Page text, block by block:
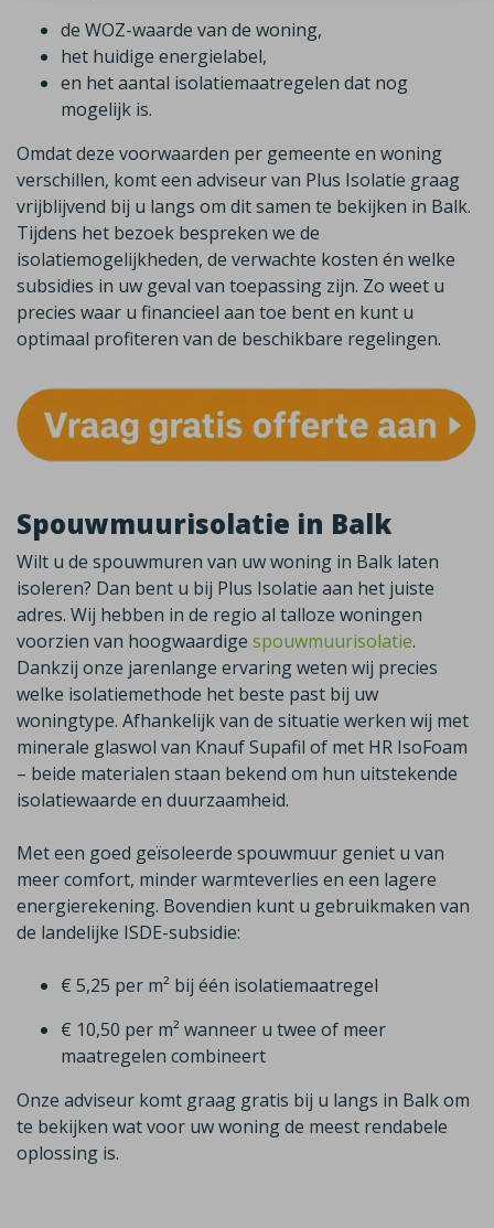
de WOZ-waarde van de woning,
het huidige energielabel,
en het aantal isolatiemaatregelen dat nog
mogelijk is.
Omdat deze voorwaarden per gemeente en woning
verschillen, komt een adviseur van Plus Isolatie graag
vrijblijvend bij u langs om dit samen te bekijken in Balk.
Tijdens het bezoek bespreken we de
isolatiemogelijkheden, de verwachte kosten én welke
subsidies in uw geval van toepassing zijn. Zo weet u
precies waar u financieel aan toe bent en kunt u
optimaal profiteren van de beschikbare regelingen.
Spouwmuurisolatie in Balk
Wilt u de spouwmuren van uw woning in Balk laten
isoleren? Dan bent u bij Plus Isolatie aan het juiste
adres. Wij hebben in de regio al talloze woningen
voorzien van hoogwaardige spouwmuurisolatie.
Dankzij onze jarenlange ervaring weten wij precies
welke isolatiemethode het beste past bij uw
woningtype. Afhankelijk van de situatie werken wij met
minerale glaswol van KnaufSupafil of met HR IsoFoam
– beide materialen staan bekend om hun uitstekende
isolatiewaarde en duurzaamheid.
Met een goed geïsoleerde spouwmuur geniet u van
meer comfort, minder warmteverlies en een lagere
energierekening. Bovendien kunt u gebruikmaken van
de landelijke ISDE-subsidie:
€ 5,25 per m² bij één isolatiemaatregel
€ 10,50 per m² wanneer u twee of meer
maatregelen combineert
Onze adviseur komt graag gratis bij u langs in Balkom
te bekijken wat voor uw woning de meest rendabele
oplossing is.